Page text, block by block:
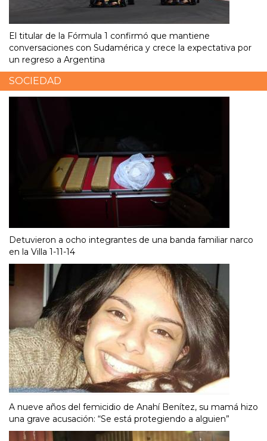
El titular de la Fórmula 1 confirmó que mantiene
conversaciones con Sudamérica y crece la expectativa por
un regreso a Argentina
SOCIEDAD
Detuvieron a ocho integrantes de una banda familiar narco
en la Villa 1-11-14
A nueve años del femicidio de Anahí Benítez, su mamá hizo
una grave acusación: “Se está protegiendo a alguien”